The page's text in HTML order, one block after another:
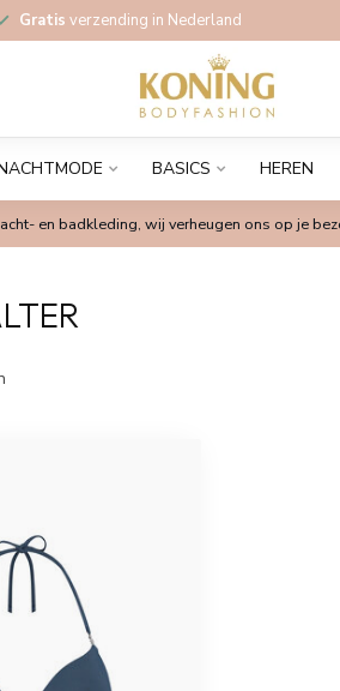
Gratis verzending in Nederland
BASICS HEREN
en badkleding, wij verheugen ons op je